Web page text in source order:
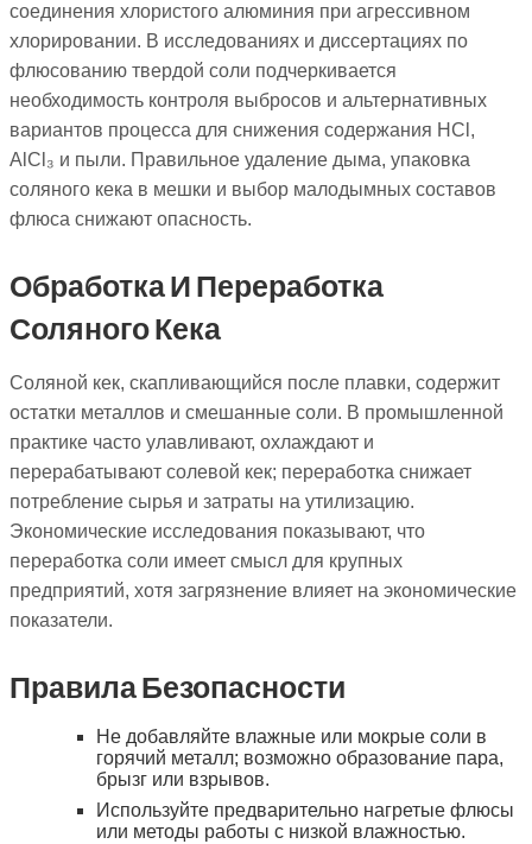
соединения хлористого алюминия при агрессивном
хлорировании. В исследованиях и диссертациях по
флюсованию твердой соли подчеркивается
необходимость контроля выбросов и альтернативных
вариантов процесса для снижения содержания HCl,
AlCl₃ и пыли. Правильное удаление дыма, упаковка
соляного кека в мешки и выбор малодымных составов
флюса снижают опасность.
Обработка И Переработка
Соляного Кека
Соляной кек, скапливающийся после плавки, содержит
остатки металлов и смешанные соли. В промышленной
практике часто улавливают, охлаждают и
перерабатывают солевой кек; переработка снижает
потребление сырья и затраты на утилизацию.
Экономические исследования показывают, что
переработка соли имеет смысл для крупных
предприятий, хотя загрязнение влияет на экономические
показатели.
Правила Безопасности
Не добавляйте влажные или мокрые соли в
горячий металл; возможно образование пара,
брызг или взрывов.
Используйте предварительно нагретые флюсы
или методы работы с низкой влажностью.